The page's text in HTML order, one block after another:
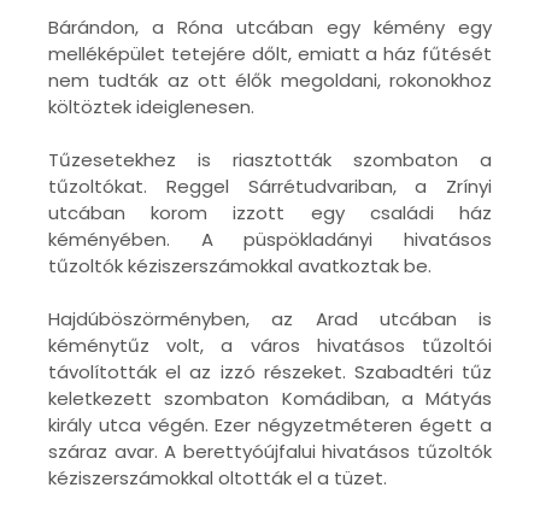
Bárándon, a Róna utcában egy kémény egy
melléképület tetejére dőlt, emiatt a ház fűtését
nem tudták az ott élők megoldani, rokonokhoz
költöztek ideiglenesen.
Tűzesetekhez is riasztották szombaton a
tűzoltókat. Reggel Sárrétudvariban, a Zrínyi
utcában korom izzott egy családi ház
kéményében. A püspökladányi hivatásos
tűzoltók kéziszerszámokkal avatkoztak be.
Hajdúböszörményben, az Arad utcában is
kéménytűz volt, a város hivatásos tűzoltói
távolították el az izzó részeket. Szabadtéri tűz
keletkezett szombaton Komádiban, a Mátyás
király utca végén. Ezer négyzetméteren égett a
száraz avar. A berettyóújfalui hivatásos tűzoltók
kéziszerszámokkal oltották el a tüzet.